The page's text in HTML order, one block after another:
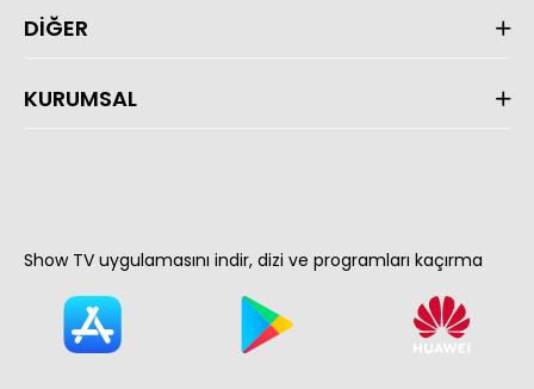
DİĞER
KURUMSAL
Show TV uygulamasını indir, dizi ve programları kaçırma